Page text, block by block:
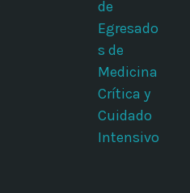
de
Egresado
s de
Medicina
Crítica y
Cuidado
Intensivo